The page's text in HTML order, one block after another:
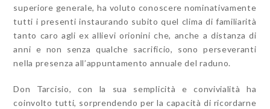
superiore generale, ha voluto conoscere nominativamente
tutti i presenti instaurando subito quel clima di familiarità
tanto caro agli ex allievi orionini che, anche a distanza di
anni e non senza qualche sacrificio, sono perseveranti
nella presenza all’appuntamento annuale del raduno.
Don Tarcisio, con la sua semplicità e convivialità ha
coinvolto tutti, sorprendendo per la capacità di ricordarne